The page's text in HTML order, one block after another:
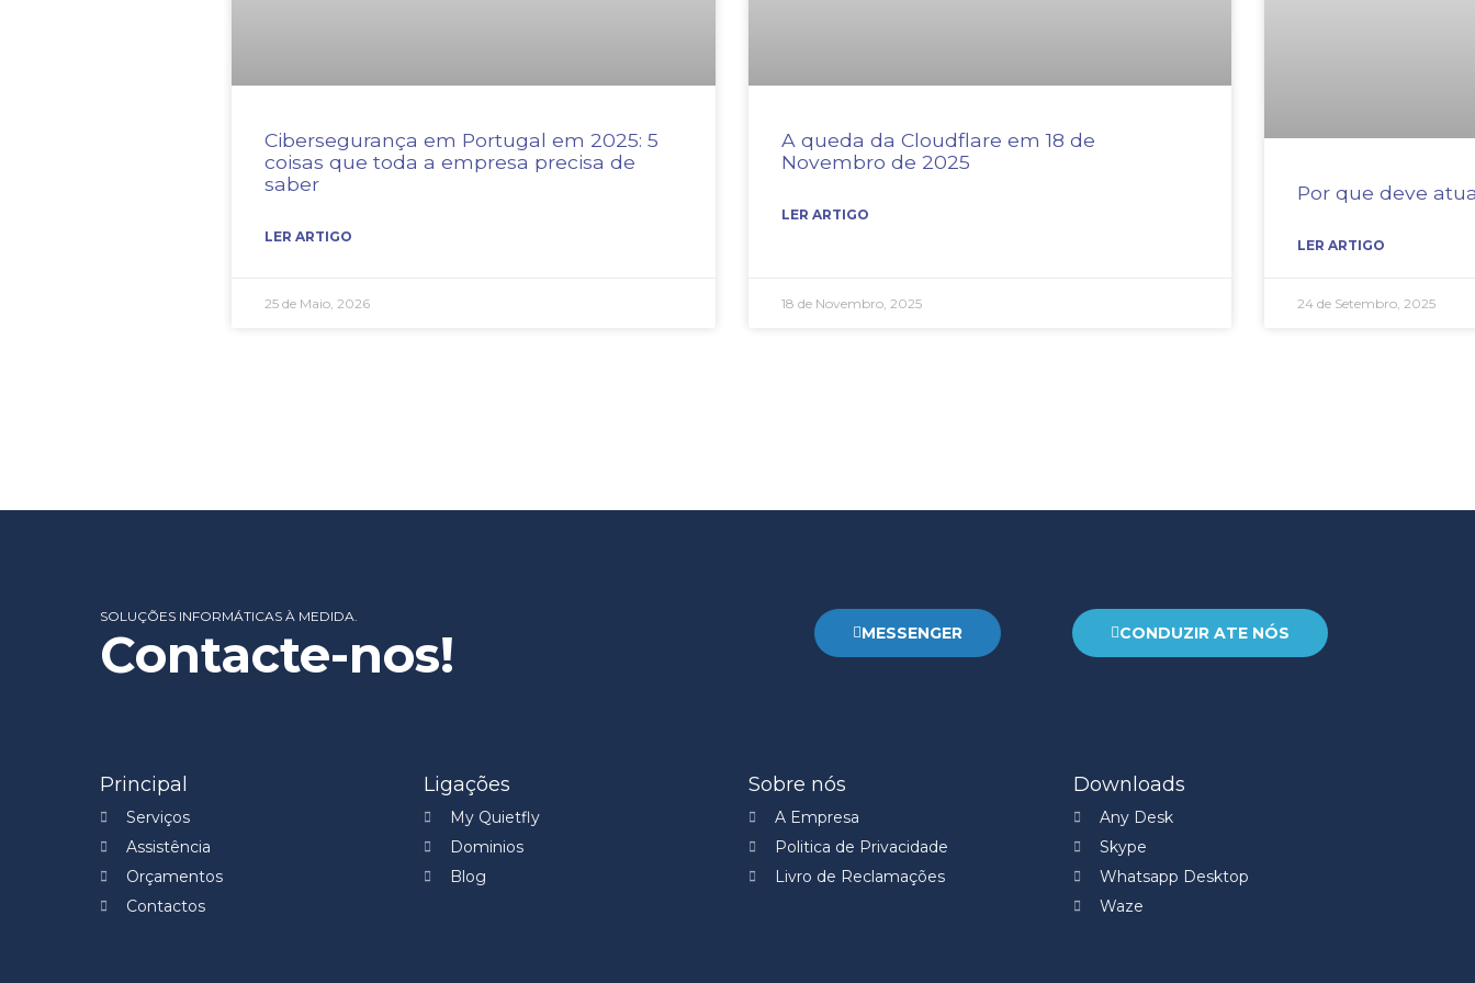
Cibersegurança em Portugal em 2025: 5
coisas que toda a empresa precisa de
saber
LER ARTIGO
25 de Maio, 2026
A queda da Cloudflare em 18 de
Novembro de 2025
LER ARTIGO
18 de Novembro, 2025
Por que deve
LER ARTIGO
24 de Setembro, 2025
SOLUÇÕES INFORMÁTICAS À MEDIDA.
Contacte-nos! MESSENGER CONDUZIR ATE NÓS
Principal
Serviços
Assistência
Orçamentos
Contactos
Ligações
My Quietfly
Dominios
Blog
Sobre nós
A Empresa
Politica de Privacidade
Livro de Reclamações
Downloads
Any Desk
Skype
Whatsapp Desktop
Waze